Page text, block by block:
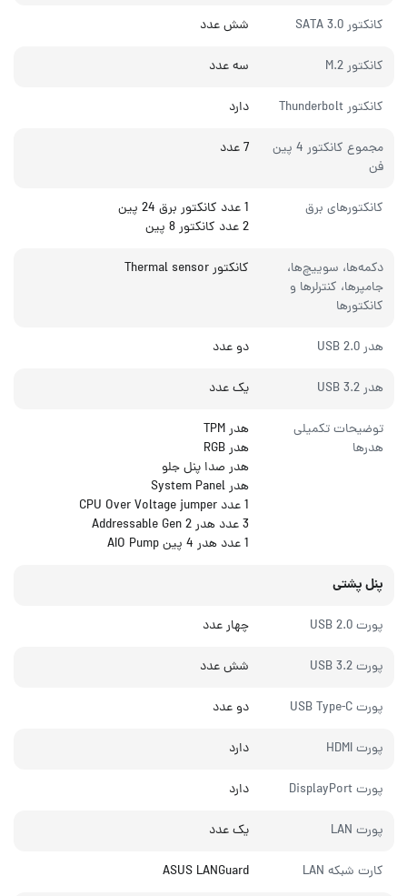
کانکتور SATA 3.0 شش عدد
کانکتور M.2 سه عدد
کانکتور Thunderbolt دارد
مجموع کانکتور 4 پین
فن
7 عدد
کانکتورهای برق
1 عدد کانکتور برق 24 پین
2 عدد کانکتور 8 پین
دکمه‌ها، سوییچ‌ها،
جامپرها، کنترلرها و
کانکتورها
کانکتور Thermal sensor
هدر USB 2.0 دو عدد
هدر USB 3.2 یک عدد
توضیحات تکمیلی
هدرها
هدر TPM
هدر RGB
هدر صدا پنل جلو
هدر System Panel
1 عدد CPU Over Voltage jumper
3 عدد هدر Addressable Gen 2
1 عدد هدر 4 پین AIO Pump
پنل پشتی
پورت USB 2.0 چهار عدد
پورت USB 3.2 شش عدد
پورت USB Type-C دو عدد
پورت HDMI دارد
پورت DisplayPort دارد
پورت LAN یک عدد
کارت شبکه LAN ASUS LANGuard